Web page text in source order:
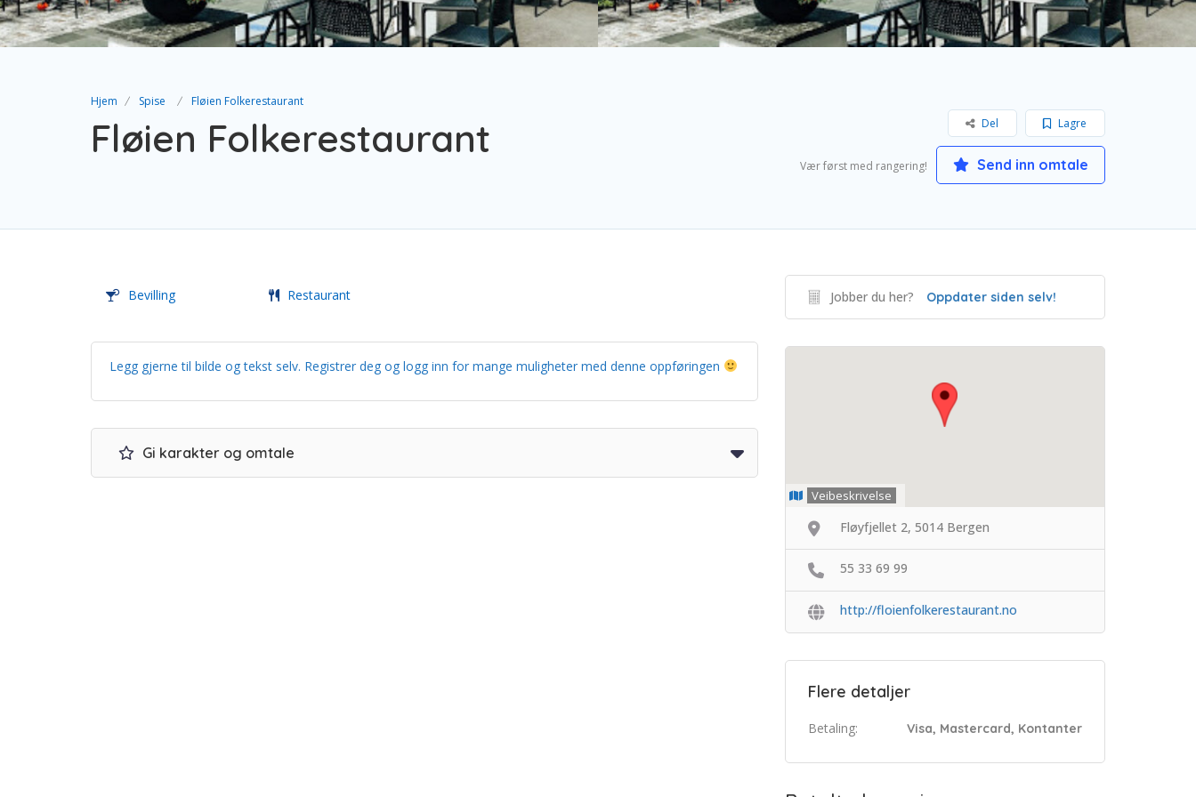
Hjem Spise Fløien Folkerestaurant
Fløien Folkerestaurant Lagre
Del
Vær først med rangering! Send inn omtale
Bevilling Restaurant
Legg gjerne til bilde og tekst selv. Registrer deg og logg inn for mange muligheter med denne oppføringen
Gi karakter og omtale
Jobber du her? Oppdater siden selv!
Veibeskrivelse
Fløyfjellet 2, 5014 Bergen
55 33 69 99
http://floienfolkerestaurant.no
Flere detaljer
Betaling: Visa, Mastercard, Kontanter